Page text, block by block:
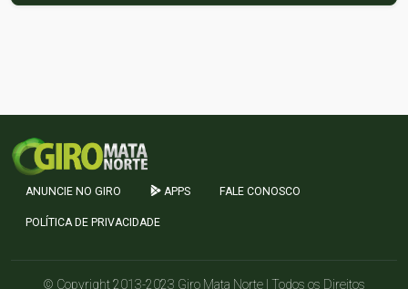
ANUNCIE NO GIRO APPS FALE CONOSCO
POLÍTICA DE PRIVACIDADE
© Copyright 2013-2023 Giro Mata Norte | Todos os Direitos